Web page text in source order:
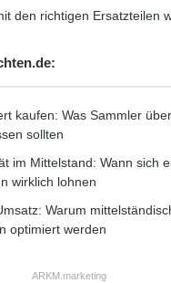
den richtigen Ersatzteilen
kaufen: Was Sammler
sollten
im Mittelstand: Wann sich
wirklich lohnen
Warum
optimiert werden
ARKM.marketing